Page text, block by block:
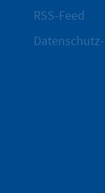
RSS-Feed